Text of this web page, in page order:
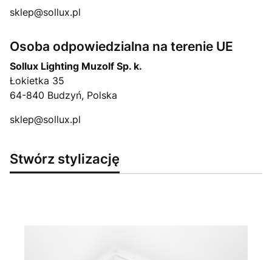
sklep@sollux.pl
Osoba odpowiedzialna na terenie UE
Sollux Lighting Muzolf Sp. k.
Łokietka 35
64-840 Budzyń, Polska
sklep@sollux.pl
Stwórz stylizację